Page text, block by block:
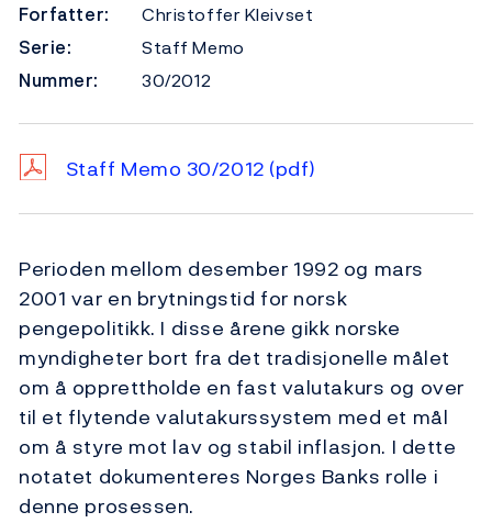
Forfatter:
Christoffer Kleivset
Serie:
Staff Memo
Nummer:
30/2012
Staff Memo 30/2012 (pdf)
Perioden mellom desember 1992 og mars
2001 var en brytningstid for norsk
pengepolitikk. I disse årene gikk norske
myndigheter bort fra det tradisjonelle målet
om å opprettholde en fast valutakurs og over
til et flytende valutakurssystem med et mål
om å styre mot lav og stabil inflasjon. I dette
notatet dokumenteres Norges Banks rolle i
denne prosessen.